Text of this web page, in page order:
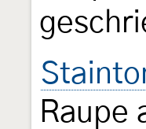
Raupe